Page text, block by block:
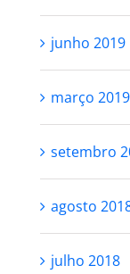
junho 2019
março 2019
setembro
agosto
julho 2018